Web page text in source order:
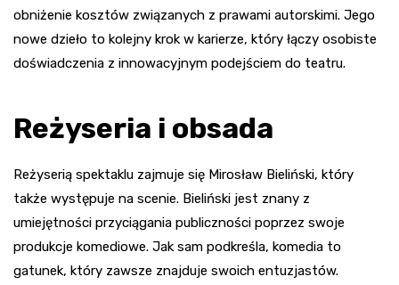
obniżenie kosztów związanych z prawami autorskimi. Jego
nowe dzieło to kolejny krok w karierze, który łączy osobiste
doświadczenia z innowacyjnym podejściem do teatru.
Reżyseria i obsada
Reżyserią spektaklu zajmuje się Mirosław Bieliński, który
także występuje na scenie. Bieliński jest znany z
umiejętności przyciągania publiczności poprzez swoje
produkcje komediowe. Jak sam podkreśla, komedia to
gatunek, który zawsze znajduje swoich entuzjastów.